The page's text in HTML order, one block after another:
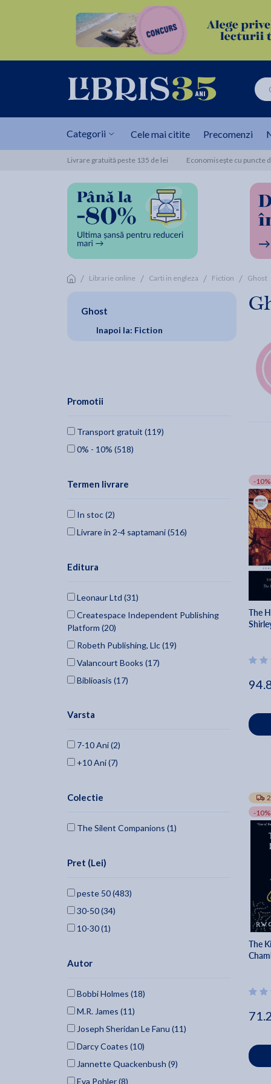
Categorii Cele mai citite Precomenzi
Livrare gratuită peste 135 de lei Economisește cu puncte
/ Librarie online / Carti in engleza / Fiction / Ghost
Ghost
Inapoi la: Fiction
Promotii
Transport gratuit (119)
0% - 10% (518)
Termen livrare
In stoc (2)
Livrare in 2-4 saptamani (516)
Editura
Leonaur Ltd (31)
Createspace Independent Publishing
Platform (20)
Robeth Publishing, Llc (19)
Valancourt Books (17)
Biblioasis (17)
21 Crows Dusk To Dawn Publishing (13)
Flame Tree 451 (8)
Swan River Press (8)
Berkley Books (6)
Mira Books (5)
Jr Erickson (5)
BRITISH LIBRARY (4)
Whitlock Publishing (4)
PENGUIN GROUP (3)
VINTAGE (3)
WORDSWORTH EDITIONS (3)
Oxford University Press, Usa (3)
Atria Books (3)
Varsta
7-10 Ani (2)
+10 Ani (7)
Colectie
The Silent Companions (1)
Pret (Lei)
peste 50 (483)
30-50 (34)
10-30 (1)
Autor
Bobbi Holmes (18)
M.R. James (11)
Joseph Sheridan Le Fanu (11)
Darcy Coates (10)
Jannette Quackenbush (9)
Eva Pohler (8)
-10%
The
-10%
The